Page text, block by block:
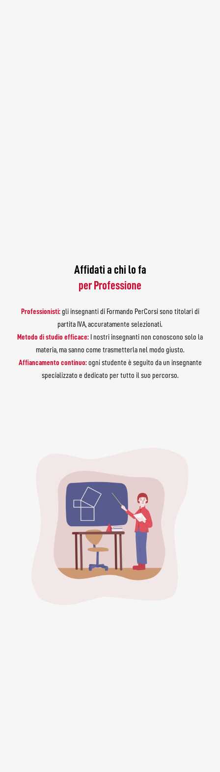
Affidati a chi lo fa
per Professione
Professionisti:gli insegnanti di Formando PerCorsi sono titolari di
partita IVA, accuratamente selezionati.
Metodo di studio efficace: I nostri insegnanti non conoscono solo la
materia, ma sanno come trasmetterla nel modo giusto.
Affiancamento continuo:ogni studente è seguito da un insegnante
specializzato e dedicato per tutto il suo percorso.